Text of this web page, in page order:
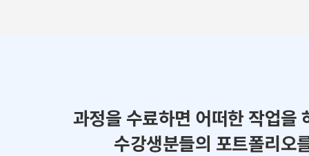
과정을 수료하면 어떠한 작업을
수강생분들의 포트폴리오